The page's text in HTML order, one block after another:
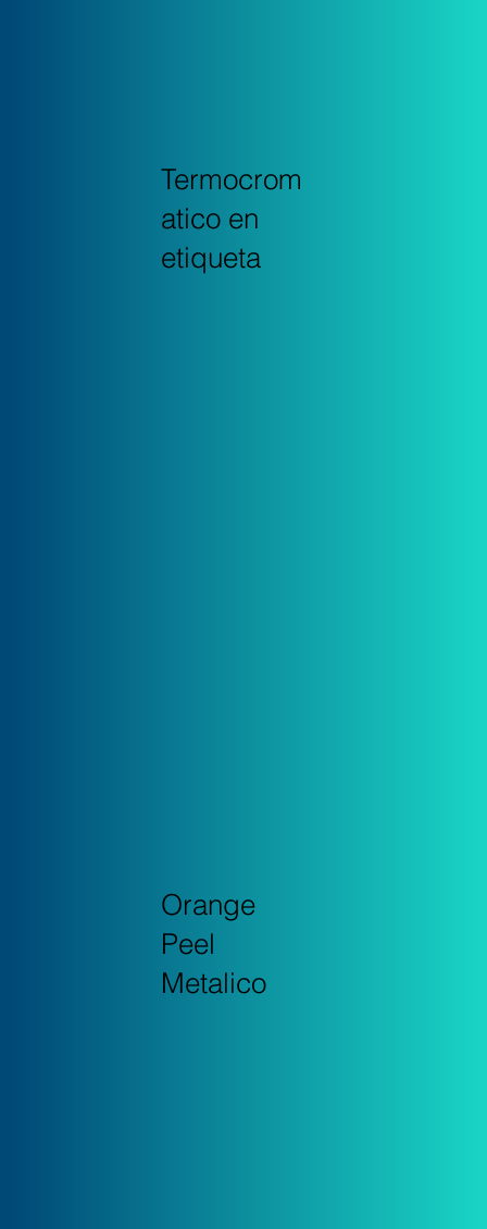
Termocrom
atico en
etiqueta
Orange
Peel
Metalico